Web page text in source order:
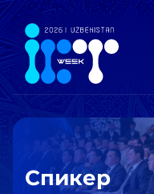
Спикер